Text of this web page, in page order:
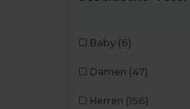
Baby (6)
Damen (47)
Herren (156)